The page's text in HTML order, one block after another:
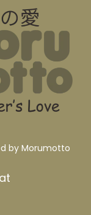
by Morumotto